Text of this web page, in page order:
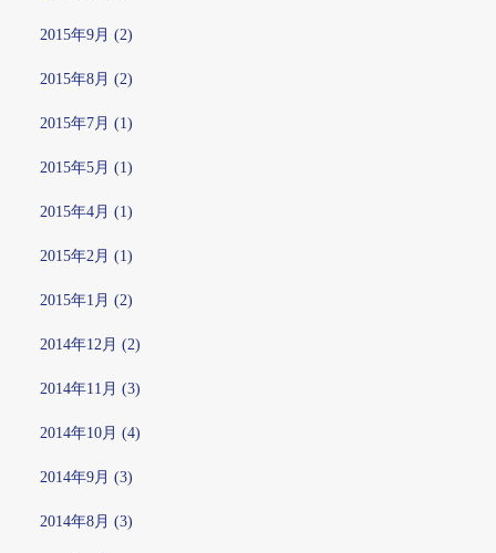
2015年9月 (2)
2015年8月 (2)
2015年7月 (1)
2015年5月 (1)
2015年4月 (1)
2015年2月 (1)
2015年1月 (2)
2014年12月 (2)
2014年11月 (3)
2014年10月 (4)
2014年9月 (3)
2014年8月 (3)